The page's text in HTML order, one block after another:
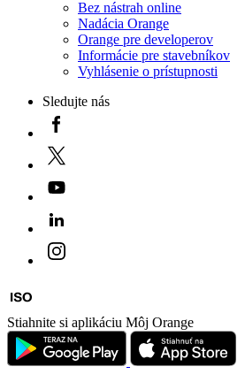
Bez nástrah online
Nadácia Orange
Orange pre developerov
Informácie pre stavebníkov
Vyhlásenie o prístupnosti
Sledujte nás
Stiahnite si aplikáciu Môj Orange